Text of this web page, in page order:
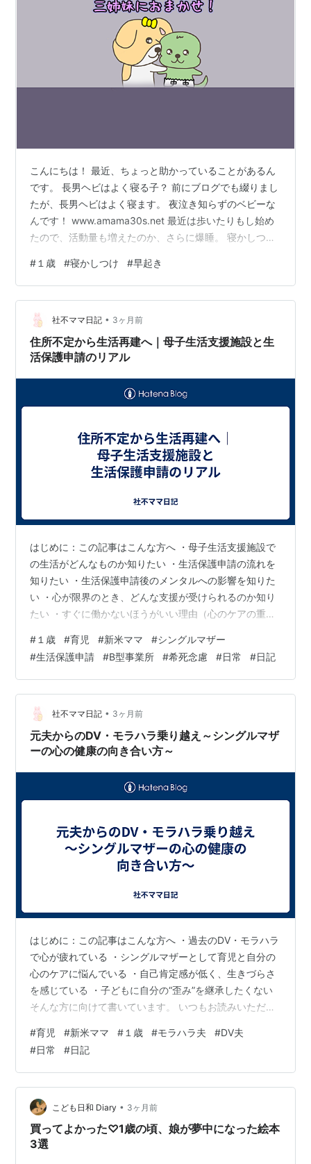
こんにちは！ 最近、ちょっと助かっていることがあるん
です。 長男ヘビはよく寝る子？ 前にブログでも綴りまし
たが、長男ヘビはよく寝ます。 夜泣き知らずのベビーな
んです！ www.amama30s.net 最近は歩いたりもし始め
たので、活動量も増えたのか、さらに爆睡。 寝かしつけ
たまの寝かしつけを 三姉妹にお願いしてます(・ω・)ノ
初めて寝かしつけをお願いした時は、５分くらいで寝て
くれたのですが、 最近は長男ヘビが、お姉ちゃん＝遊ん
でくれる と、わかってきたのか、全然寝てくれなくなっ
たみたいです。（−＿−；） 長女ザルや次女イヌのほうが
先に睡…
# １歳 #寝かしつけ #早起き
社不ママ日記 • 3ヶ月前
住所不定から生活再建へ｜母子生活支援施設と生
活保護申請のリアル
はじめに：この記事はこんな方へ ・母子生活支援施設で
の生活がどんなものか知りたい ・生活保護申請の流れを
知りたい ・生活保護申請後のメンタルへの影響を知りた
い ・心が限界のとき、どんな支援が受けられるのか知り
たい ・すぐに働かないほうがいい理由（心のケアの重要
同じ悩みを抱えるシングルマザーの体験談を読みたい シ
ングルマザーとして生活が苦しく、 母子生活支援施設に
入所し、 生活保護申請まで経験しました。 同じように
「どう生活を立て直せばいいのか」 と悩む方に向けて、
私の体験と心の変化をまとめています。 この記事では、
生活保護申請の流れや、…
# １歳 #育児 #新米ママ #シングルマザー
#生活保護申請 #B型事業所 #希死念慮 #日常 #日記
社不ママ日記 • 3ヶ月前
元夫からのDV・モラハラ乗り越え～シングルマザ
ーの心の健康の向き合い方～
はじめに：この記事はこんな方へ ・過去のDV・モラハラ
で心が疲れている ・シングルマザーとして育児と自分の
心のケアに悩んでいる ・自己肯定感が低く、生きづらさ
を感じている ・子どもに自分の“歪み”を継承したくない
そんな方に向けて書いています。 いつもお読みいただき
身の心の動きについて 書いていこうと思います！ シング
ルマザーだからこその 育児や自分自身との向き合い方に
ついて お話しできたらいいなと思います！ 精神的な傷は
肉体的な傷より深くて治りにくい これに関してはシング
ルマザーだから ということではありません。 私はこれま
での人…
#育児 #新米ママ # １歳 #モラハラ夫 #DV夫
#日常 #日記
こども日和 Diary • 3ヶ月前
買ってよかった♡1歳の頃、娘が夢中になった絵本
3選